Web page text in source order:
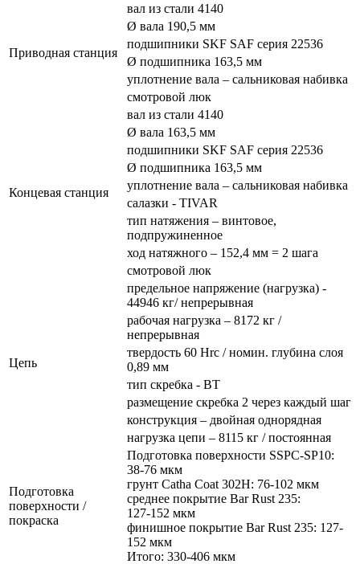
Приводная станция
вал из стали 4140
Ø вала 190,5 мм
подшипники SKF SAF серия 22536
Ø подшипника 163,5 мм
уплотнение вала – сальниковая набивка
смотровой люк
Концевая станция
вал из стали 4140
Ø вала 163,5 мм
подшипники SKF SAF серия 22536
Ø подшипника 163,5 мм
уплотнение вала – сальниковая набивка
салазки - TIVAR
тип натяжения – винтовое,
подпружиненное
ход натяжного – 152,4 мм = 2 шага
смотровой люк
Цепь
предельное напряжение (нагрузка) -
44946 кг/ непрерывная
рабочая нагрузка – 8172 кг /
непрерывная
твердость 60 Hrc / номин. глубина слоя
0,89 мм
тип скребка - BT
размещение скребка 2 через каждый шаг
конструкция – двойная однорядная
нагрузка цепи – 8115 кг / постоянная
Подготовка
поверхности /
покраска
Подготовка поверхности SSPC-SP10:
38-76 мкм
грунт Catha Coat 302H: 76-102 мкм
среднее покрытие Bar Rust 235:
127-152 мкм
финишное покрытие Bar Rust 235: 127-
152 мкм
Итого: 330-406 мкм